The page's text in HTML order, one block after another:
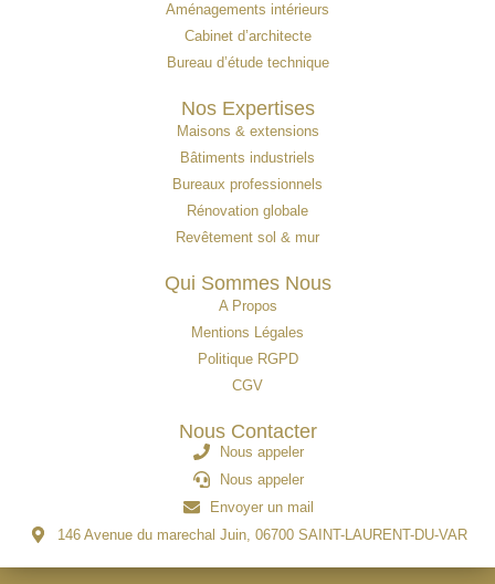
Aménagements intérieurs
Cabinet d’architecte
Bureau d’étude technique
Nos Expertises
Maisons & extensions
Bâtiments industriels
Bureaux professionnels
Rénovation globale
Revêtement sol & mur
Qui Sommes Nous
A Propos
Mentions Légales
Politique RGPD
CGV
Nous Contacter
Nous appeler
Nous appeler
Envoyer un mail
146 Avenue du marechal Juin, 06700 SAINT-LAURENT-DU-VAR